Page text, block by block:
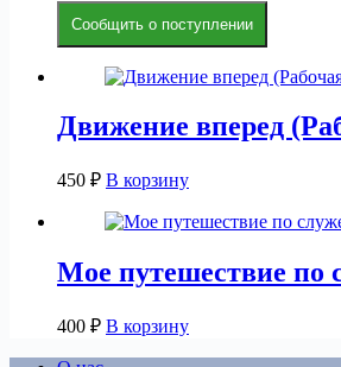
Сообщить о поступлении
Движение вперед
450 ₽ В корзину
Мое путешествие по
400 ₽ В корзину